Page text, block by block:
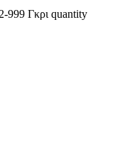
999 Γκρι quantity